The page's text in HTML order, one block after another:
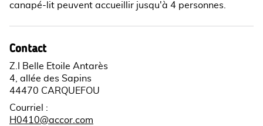
canapé-lit peuvent accueillir jusqu'à 4 personnes.
Contact
Z.I Belle Etoile Antarès
4, allée des Sapins
44470 CARQUEFOU
Courriel
:
H0410@accor.com